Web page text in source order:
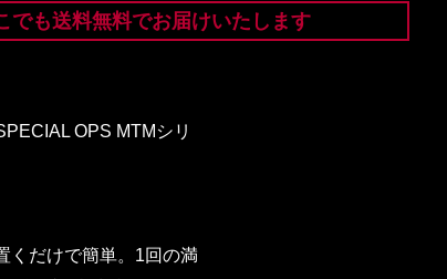
でも送料無料でお届けいたします
OPS MTMシリ
くだけで簡単。1回の満